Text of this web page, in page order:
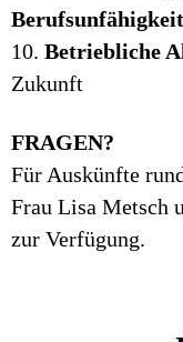
10. Betriebliche
Zukunft
FRAGEN?
Für Auskünfte
Frau Lisa Metsch
zur Verfügung.